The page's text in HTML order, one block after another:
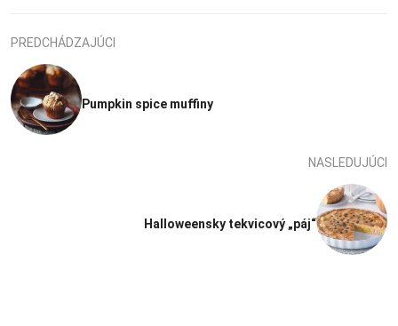
PREDCHÁDZAJÚCI
Pumpkin spice muffiny
NASLEDUJÚCI
Halloweensky tekvicový „páj“